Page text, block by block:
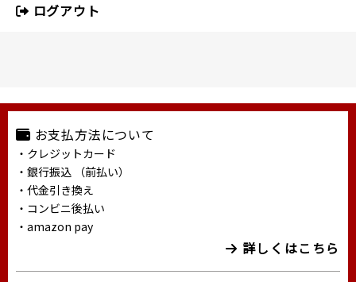
ログアウト
お支払方法について
・クレジットカード
・銀行振込 （前払い）
・代金引き換え
・コンビニ後払い
・amazon pay
詳しくはこちら